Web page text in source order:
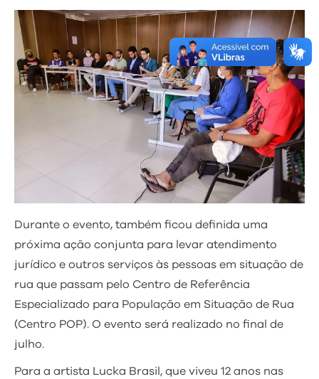
Durante o evento, também ficou definida uma
próxima ação conjunta para levar atendimento
jurídico e outros serviços às pessoas em situação de
rua que passam pelo Centro de Referência
Especializado para População em Situação de Rua
(Centro POP). O evento será realizado no final de
julho.
Para a artista Lucka Brasil, que viveu 12 anos nas